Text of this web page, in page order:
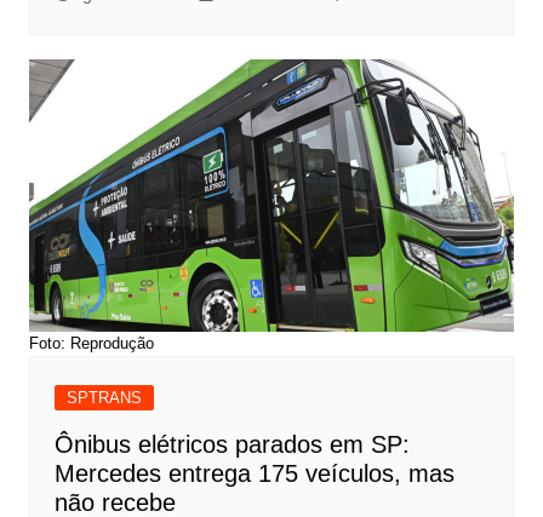
Foto: Reprodução
SPTRANS
Ônibus elétricos parados em SP:
Mercedes entrega 175 veículos, mas
não recebe